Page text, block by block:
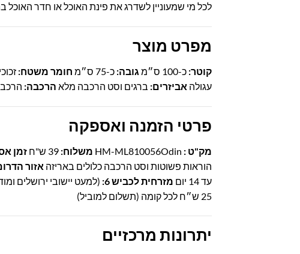
לכל מי שמעוניין לשדרג את פינת האוכל או חדר האוכל
מפרט מוצר
קוטר: כ-100 ס״מ גובה: כ-75 ס״מ חומר משטח:
עגולה אביזרים: ברגים וסט הרכבה מלא הרכבה:
פרטי הזמנה ואספקה
מק"ט : HM-ML810056Odin משלוח: זמן
הוראות פשוטות וסט הרכבה כלולים באריזה אזור
עד 14 יום
מזרחית לכביש 6: (למעט יישובי ירושלים
25 ש״ח לכל קומה (תשלום למוביל)
יתרונות מרכזיים